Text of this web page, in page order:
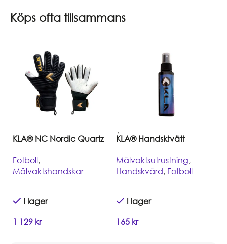
Köps ofta tillsammans
KLA® NC Nordic Quartz
Fotboll,
Målvaktshandskar
I lager
1 129 kr
KLA® Handsktvätt
Målvaktsutrustning,
Handskvård, Fotboll
I lager
165 kr